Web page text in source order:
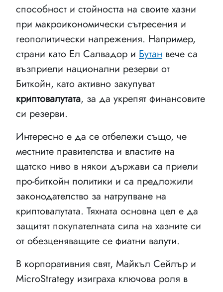
способност и стойността на своите хазни
при макроикономически сътресения и
геополитически напрежения. Например,
страни като Ел Салвадор и Бутан вече са
възприели национални резерви от
Биткойн, като активно закупуват
криптовалутата, за да укрепят финансовите
си резерви.
Интересно е да се отбележи също, че
местните правителства и властите на
щатско ниво в някои държави са приели
про-биткойн политики и са предложили
законодателство за натрупване на
криптовалутата. Тяхната основна цел е да
защитят покупателната сила на хазните си
от обезценяващите се фиатни валути.
В корпоративния свят, Майкъл Сейлър и
MicroStrategy изиграха ключова роля в